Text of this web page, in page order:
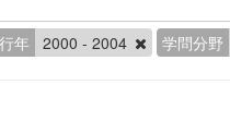
年 2000 - 2004 学問分野